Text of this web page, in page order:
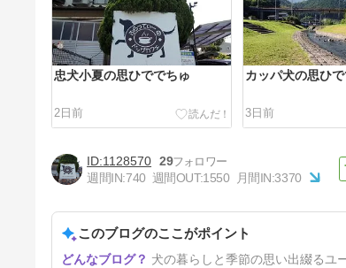
忠犬小夏の思ひででちゅ
2日前
カッパ犬の思ひ
3日前
換毛期が終わらないおもひでで
ちゅ
1128570 29
週間IN:740 週間OUT:1550 月間IN:3370
このブログのここがポイント
犬の暮らしと季節の思い出綴るユ